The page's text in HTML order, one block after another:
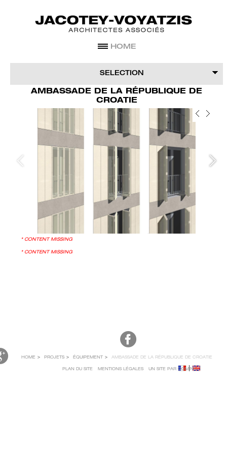
HOME
SELECTION
LOGEMENT
ACTIVITÉ
ÉQUIPEMENT
AGENCEMENT
AMBASSADE DE LA RÉPUBLIQUE DE
CROATIE
* CONTENT MISSING
* CONTENT MISSING
HOME PROJETS ÉQUIPEMENT AMBASSADE DE LA RÉPUBLIQUE DE CROATIE
PLAN DU SITE MENTIONS LÉGALES UN SITE PAR QOMINO